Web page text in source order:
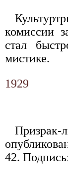
комиссии
стал
мистике.
1929
42.